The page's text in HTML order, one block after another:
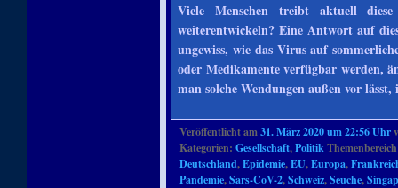
Viele Menschen treibt aktuell
weiterentwickeln? Eine Antwort auf
ungewiss, wie das Virus auf
oder Medikamente verfügbar werden,
man solche Wendungen außen vor lässt,
Veröffentlicht am31. März 2020 um 22:56 Uhr
Kategorien:Gesellschaft,Politik
Deutschland,Epidemie,EU,Europa,
Pandemie,Sars-CoV-2,Schweiz,Seuche,